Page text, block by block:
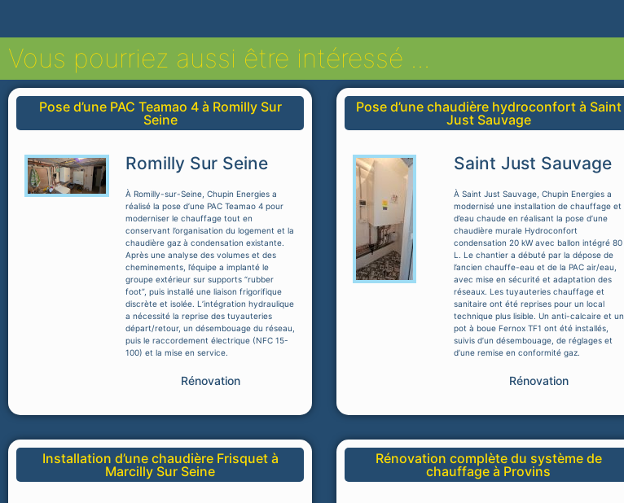
Vous pourriez aussi être intéressé ...
Pose d’une PAC Teamao 4 à Romilly Sur
Seine
Romilly Sur Seine
À Romilly-sur-Seine, Chupin Energies a
réalisé la pose d’une PAC Teamao 4 pour
moderniser le chauffage tout en
conservant l’organisation du logement et la
chaudière gaz à condensation existante.
Après une analyse des volumes et des
cheminements, l’équipe a implanté le
groupe extérieur sur supports “rubber
foot”, puis installé une liaison frigorifique
discrète et isolée. L’intégration hydraulique
a nécessité la reprise des tuyauteries
départ/retour, un désembouage du réseau,
puis le raccordement électrique (NFC 15-
100) et la mise en service.
Rénovation
Pose d’une chaudière hydroconfort à Saint
Just Sauvage
Saint Just Sauvage
À Saint Just Sauvage, Chupin Energies a
modernisé une installation de chauffage et
d’eau chaude en réalisant la pose d’une
chaudière murale Hydroconfort
condensation 20 kW avec ballon intégré 80
L. Le chantier a débuté par la dépose de
l’ancien chauffe-eau et de la PAC air/eau,
avec mise en sécurité et adaptation des
réseaux. Les tuyauteries chauffage et
sanitaire ont été reprises pour un local
technique plus lisible. Un anti-calcaire et un
pot à boue Fernox TF1 ont été installés,
suivis d’un désembouage, de réglages et
d’une remise en conformité gaz.
Rénovation
Installation d’une chaudière Frisquet à
Marcilly Sur Seine
Rénovation complète du système de
chauffage à Provins